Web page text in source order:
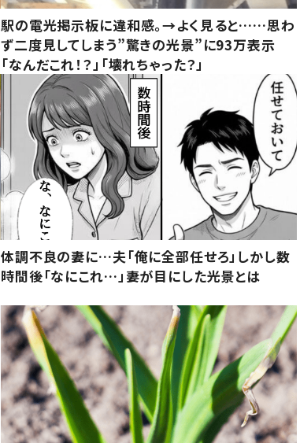
駅の電光掲示板に違和感。→よく見ると……思わ
ず二度見してしまう”驚きの光景”に93万表示
「なんだこれ！？」「壊れちゃった？」
体調不良の妻に…夫「俺に全部任せろ」しかし数
時間後「なにこれ…」妻が目にした光景とは